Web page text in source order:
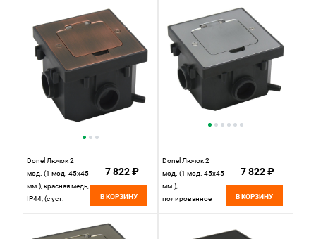
DFB2MRNFA
Donel Лючок 2
мод. (1 мод. 45х45
мм.), красная медь,
IP44, (с уст.
7 822 ₽
В КОРЗИНУ
Donel Лючок 2
мод. (1 мод. 45х45
мм.),
полированное
DFB2MRMS
7 822 ₽
В КОРЗИНУ